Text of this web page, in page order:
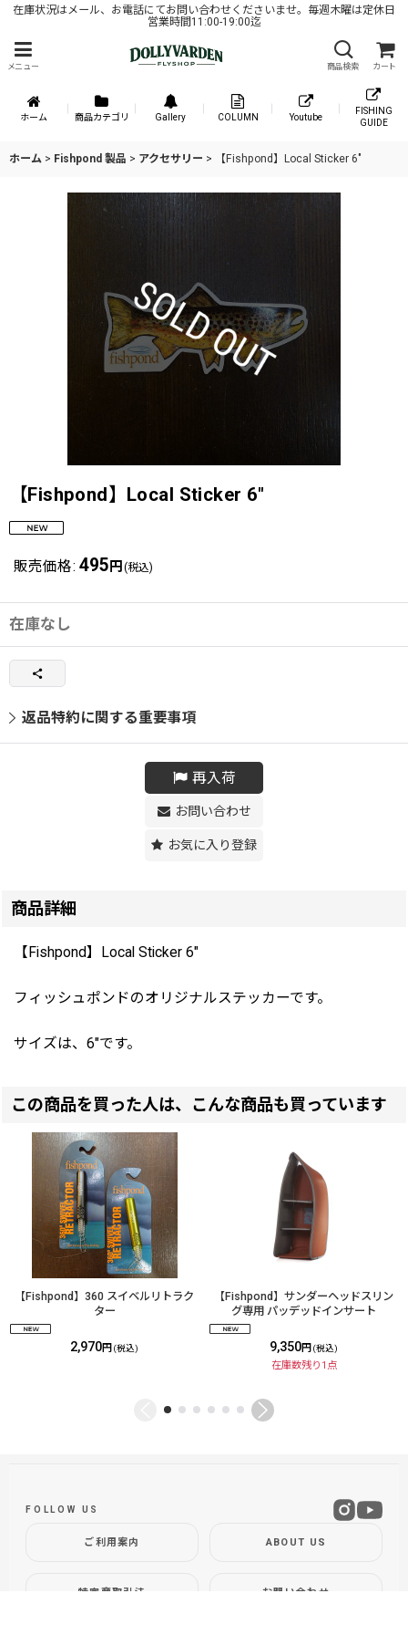
在庫状況はメール、お電話にてお問い合わせくださいませ。毎週木曜は定休日
営業時間11:00-19:00迄
メニュー 商品検索 カート
ホーム 商品カテゴリ Gallery COLUMN Youtube
FISHING
GUIDE
ホーム > Fishpond 製品 > アクセサリー > 【Fishpond】Local Sticker 6"
【Fishpond】Local Sticker 6"
販売価格: 495 円 (税込)
在庫なし
返品特約に関する重要事項
再入荷
お問い合わせ
お気に入り登録
商品詳細
【Fishpond】Local Sticker 6"
フィッシュポンドのオリジナルステッカーです。
サイズは、6"です。
この商品を買った人は、こんな商品も買っています
【Fishpond】360 スイベルリトラク
ター
2,970円 (税込)
【Fishpond】サンダーヘッドスリン
グ専用 パッデッドインサート
9,350円 (税込)
在庫数残り1点
ご利用案内 ABOUT US
特定商取引法 お問い合わせ
FOLLOW US